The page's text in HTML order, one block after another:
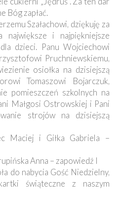
Bóg zapłać.
Szałachowi, dziękuję za
największe i najpiękniejsze
dzieci. Panu Wojciechowi
Pruchniewskiemu,
osiołka na dzisiejszą
Tomaszowi Bojarczuk,
pomieszczeń szkolnych na
Małgosi Ostrowskiej i Pani
strojów na dzisiejszą
Maciej i Giłka Gabriela –
Anna – zapowiedź I
do nabycia Gość Niedzielny,
świąteczne z naszym